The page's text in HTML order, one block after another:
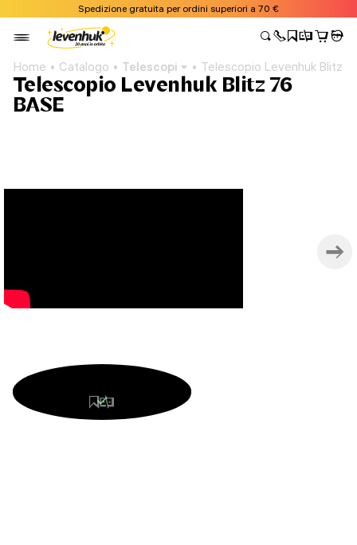
Spedizione gratuita per ordini superiori a 70 €
Home Catalogo Telescopi Telescopio Levenhuk Blitz
Telescopio Levenhuk Blitz 76
BASE